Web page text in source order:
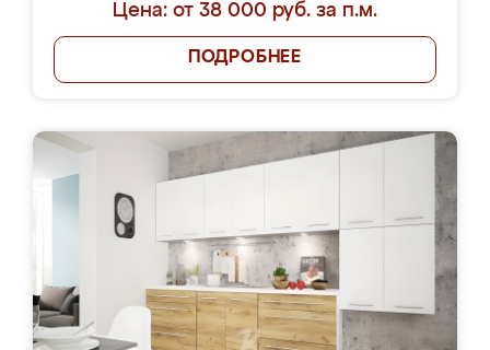
Цена: от 38 000 руб. за п.м.
ПОДРОБНЕЕ